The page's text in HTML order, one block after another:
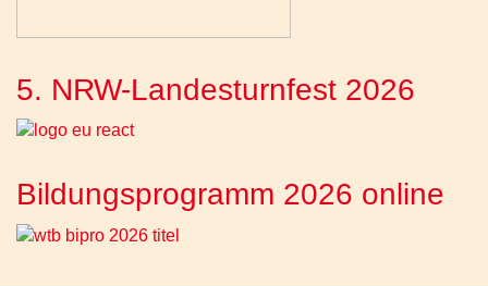
5. NRW-Landesturnfest 2026
Bildungsprogramm 2026 online